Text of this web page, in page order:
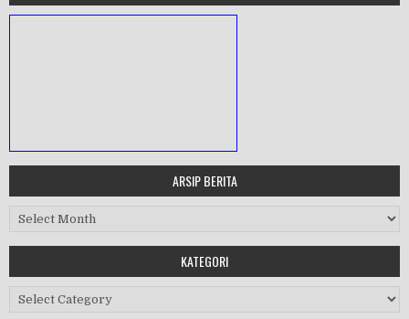
Workshop Perangkat 2019
ARSIP BERITA
Arsip Berita
KATEGORI
Kategori